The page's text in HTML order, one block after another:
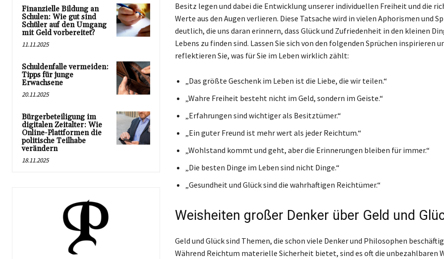
Finanzielle Bildung an
Schulen: Wie gut sind
Schüler auf den Umgang
mit Geld vorbereitet?
11.11.2025
Schuldenfalle vermeiden:
Tipps für junge
Erwachsene
20.11.2025
Bürgerbeteiligung im
digitalen Zeitalter: Wie
Online-Plattformen die
politische Teilhabe
verändern
18.11.2025
Besitz legen und dabei die Entwicklung unserer individuellen Freiheit und die
Werte aus den Augen verlieren. Diese Tatsache wird in vielen Aphorismen und
deutlich, die uns daran erinnern, dass Glück und Zufriedenheit in den kleinen
Lebens zu finden sind. Lassen Sie sich von den folgenden Sprüchen inspirieren
reflektieren Sie, was für Sie im Leben wirklich zählt:
„Das größte Geschenk im Leben ist die Liebe, die wir teilen.“
„Wahre Freiheit besteht nicht im Geld, sondern im Geiste.“
„Erfahrungen sind wichtiger als Besitztümer.“
„Ein guter Freund ist mehr wert als jeder Reichtum.“
„Wohlstand kommt und geht, aber die Erinnerungen bleiben für immer.“
„Die besten Dinge im Leben sind nicht Dinge.“
„Gesundheit und Glück sind die wahrhaftigen Reichtümer.“
Weisheiten großer Denker über Geld und
Geld und Glück sind Themen, die schon viele Denker und Philosophen
Während Reichtum materielle Sicherheit bietet, sind es oft die unbezahlbaren